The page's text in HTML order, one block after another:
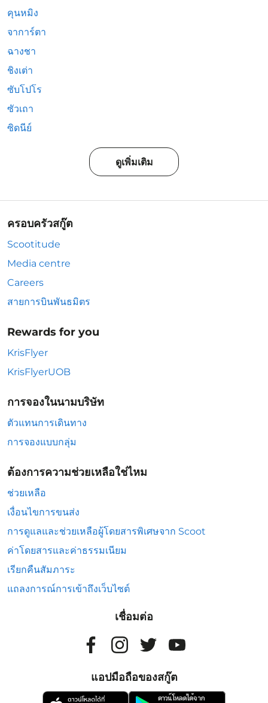
คุนหมิง
จาการ์ตา
ฉางชา
ชิงเต่า
ซับโปโร
ซัวเถา
ซิดนีย์
ดูเพิ่มเติม
ครอบครัวสกู๊ต
Scootitude
Media centre
Careers
สายการบินพันธมิตร
Rewards for you
KrisFlyer
KrisFlyerUOB
การจองในนามบริษัท
ตัวแทนการเดินทาง
การจองแบบกลุ่ม
ต้องการความช่วยเหลือใช่ไหม
ช่วยเหลือ
เงื่อนไขการขนส่ง
การดูแลและช่วยเหลือผู้โดยสารพิเศษจาก Scoot
ค่าโดยสารและค่าธรรมเนียม
เรียกคืนสัมภาระ
แถลงการณ์การเข้าถึงเว็บไซต์
เชื่อมต่อ
แอปมือถือของสกู๊ต